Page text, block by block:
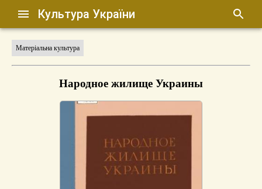
Культура України
Матеріальна культура
Народное жилище Украины